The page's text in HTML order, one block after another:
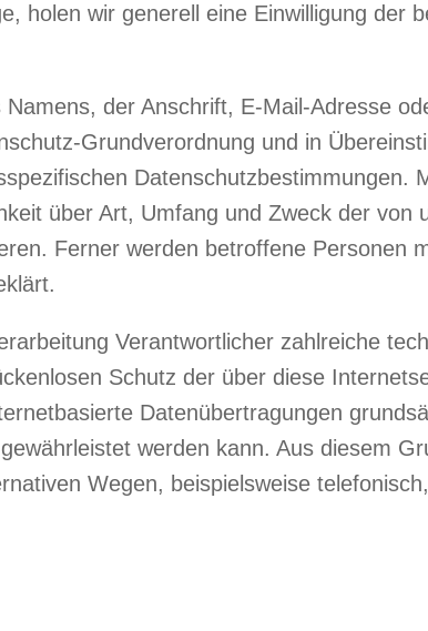
holen wir generell eine Einwilligung der
der Anschrift, E-Mail-Adresse
Grundverordnung und in
Datenschutzbestimmungen.
über Art, Umfang und Zweck der von
Ferner werden betroffene Personen
Verantwortlicher zahlreiche
Schutz der über diese
Datenübertragungen
werden kann. Aus diesem
Wegen, beispielsweise